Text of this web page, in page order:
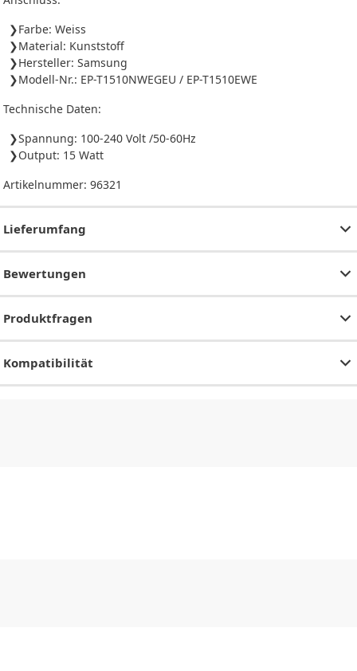
Farbe: Weiss
Material: Kunststoff
Hersteller: Samsung
Modell-Nr.: EP-T1510NWEGEU / EP-T1510EWE
Technische Daten:
Spannung: 100-240 Volt /50-60Hz
Output: 15 Watt
Artikelnummer: 96321
Lieferumfang
Bewertungen
Produktfragen
Kompatibilität